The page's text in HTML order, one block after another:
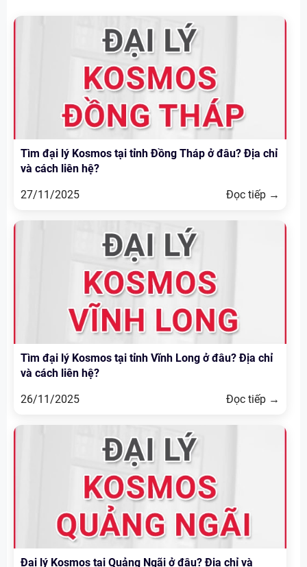
Tìm đại lý Kosmos tại tỉnh Đồng Tháp ở đâu? Địa chỉ
và cách liên hệ?
27/11/2025
Đọc tiếp →
Tìm đại lý Kosmos tại tỉnh Vĩnh Long ở đâu? Địa chỉ
và cách liên hệ?
26/11/2025
Đọc tiếp →
Đại lý Kosmos tại Quảng Ngãi ở đâu? Địa chỉ và